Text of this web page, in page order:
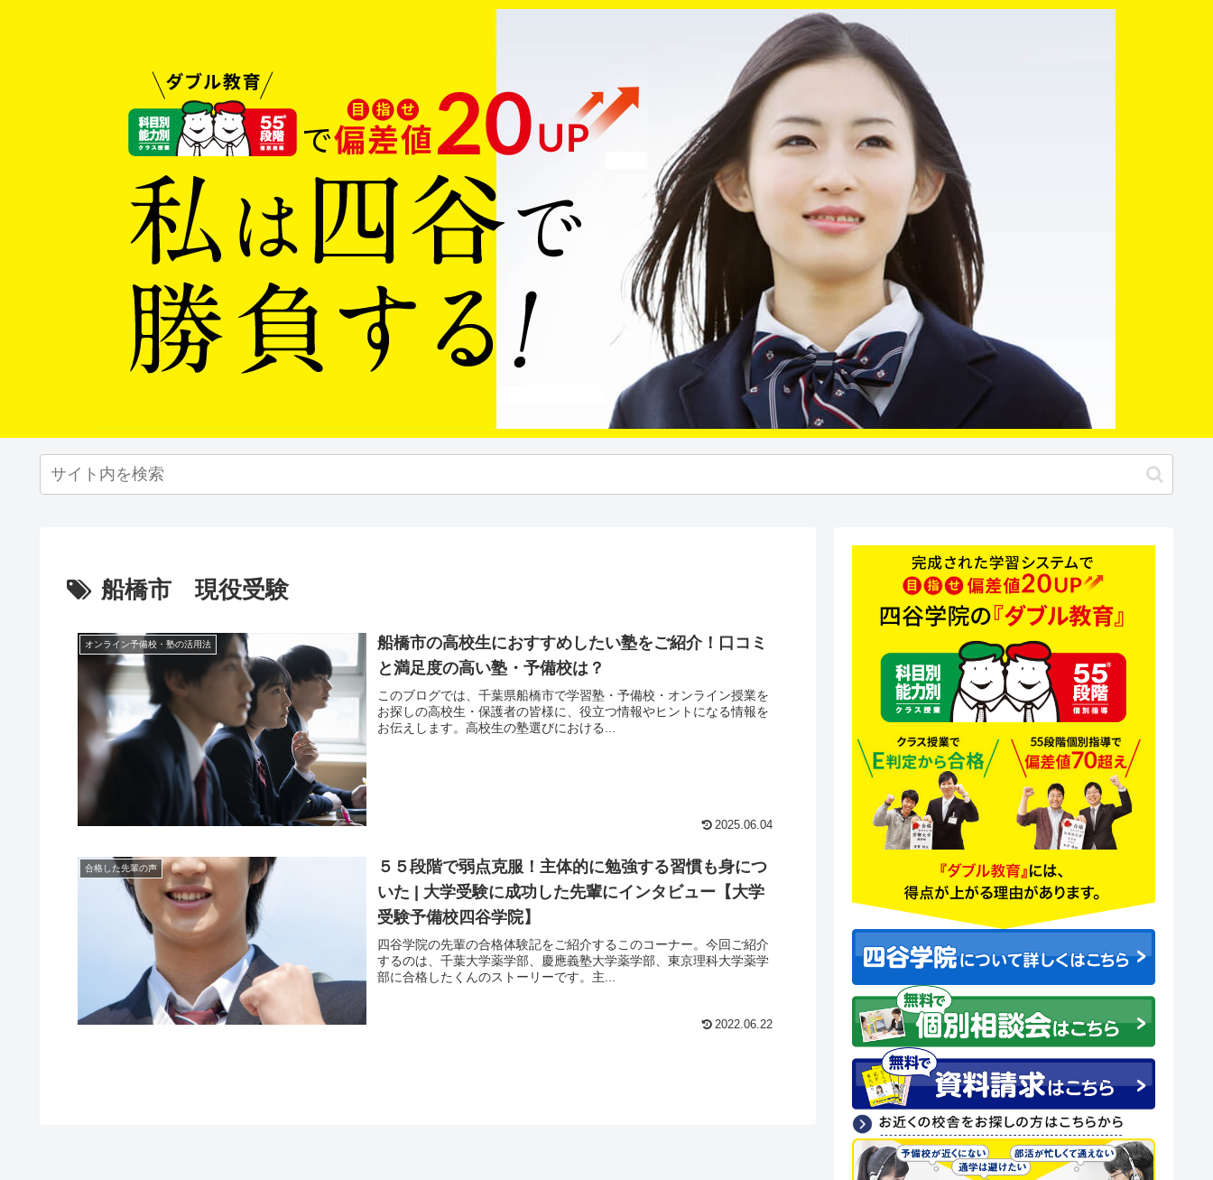
船橋市 現役受験
オンライン予備校・塾の活用法
船橋市の高校生におすすめしたい塾をご紹介！口コミ
と満足度の高い塾・予備校は？
このブログでは、千葉県船橋市で学習塾・予備校・オンライン授業を
お探しの高校生・保護者の皆様に、役立つ情報やヒントになる情報を
お伝えします。高校生の塾選びにおける...
2025.06.04
合格した先輩の声
５５段階で弱点克服！主体的に勉強する習慣も身につ
いた | 大学受験に成功した先輩にインタビュー【大学
受験予備校四谷学院】
四谷学院の先輩の合格体験記をご紹介するこのコーナー。今回ご紹介
するのは、千葉大学薬学部、慶應義塾大学薬学部、東京理科大学薬学
部に合格したくんのストーリーです。主...
2022.06.22